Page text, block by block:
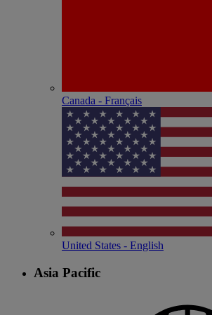
Canada - Français
United States - English
Asia Pacific